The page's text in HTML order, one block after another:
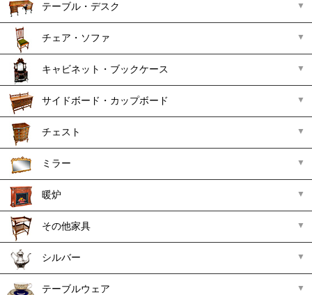
テーブル・デスク
チェア・ソファ
キャビネット・ブックケース
サイドボード・カップボード
チェスト
ミラー
暖炉
その他家具
シルバー
テーブルウェア